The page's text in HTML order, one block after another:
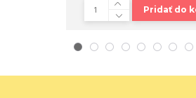
Pridať do